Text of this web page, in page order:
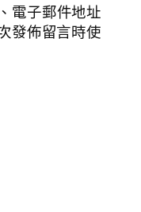
電子郵件地址
發佈留言時使